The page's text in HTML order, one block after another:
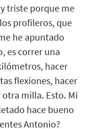
triste porque me
profileros, que
he apuntado
es correr una
hacer
flexiones, hacer
milla. Esto. Mi
hace bueno
Antonio?